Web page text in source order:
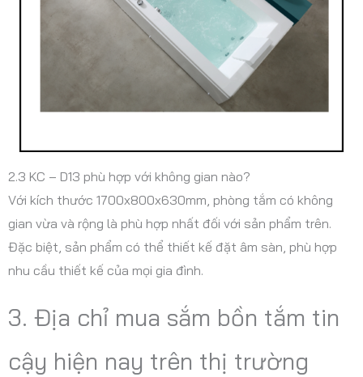
2.3 KC – D13 phù hợp với không gian nào?
Với kích thước 1700x800x630mm, phòng tắm có không
gian vừa và rộng là phù hợp nhất đối với sản phẩm trên.
Đặc biệt, sản phẩm có thể thiết kế đặt âm sàn, phù hợp
nhu cầu thiết kế của mọi gia đình.
3. Địa chỉ mua sắm bồn tắm tin
cậy hiện nay trên thị trường